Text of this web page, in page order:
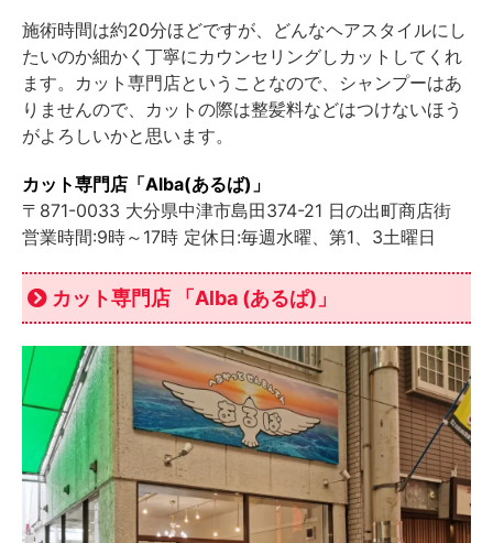
施術時間は約20分ほどですが、どんなヘアスタイルにし
たいのか細かく丁寧にカウンセリングしカットしてくれ
ます。カット専門店ということなので、シャンプーはあ
りませんので、カットの際は整髪料などはつけないほう
がよろしいかと思います。
カット専門店「Alba(あるば)」
〒871-0033 大分県中津市島田374-21 日の出町商店街
営業時間:9時～17時 定休日:毎週水曜、第1、3土曜日
カット専門店 「Alba (あるぱ)」